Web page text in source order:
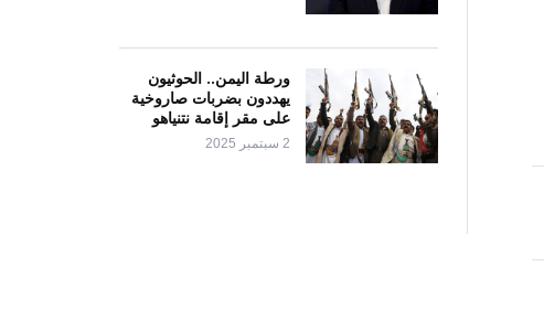
ورطة اليمن.. الحوثيون
يهددون بضربات صاروخية
على مقر إقامة نتنياهو
2 سبتمبر 2025